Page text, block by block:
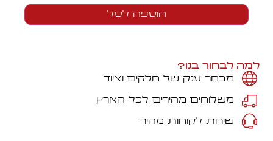
הוספה לסל
למה לבחור בנו?
מבחר ענק של חלקים וציוד
משלוחים מהירים לכל הארץ
שירות לקוחות מהיר